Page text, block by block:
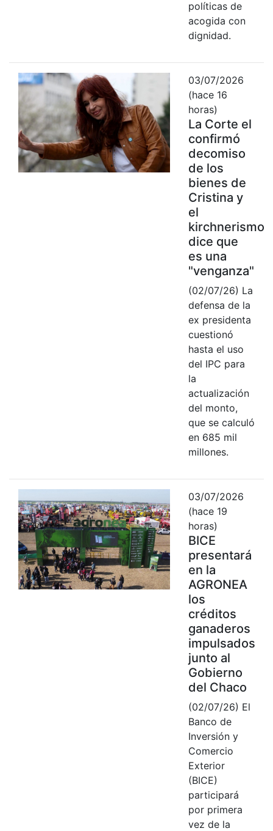
políticas de
acogida con
dignidad.
03/07/2026
(hace 16
horas)
La Corte el
confirmó
decomiso
de los
bienes de
Cristina y
el
kirchnerismo
dice que
es una
"venganza"
(02/07/26) La
defensa de la
ex presidenta
cuestionó
hasta el uso
del IPC para
la
actualización
del monto,
que se calculó
en 685 mil
millones.
03/07/2026
(hace 19
horas)
BICE
presentará
en la
AGRONEA
los
créditos
ganaderos
impulsados
junto al
Gobierno
del Chaco
(02/07/26) El
Banco de
Inversión y
Comercio
Exterior
(BICE)
participará
por primera
vez de la